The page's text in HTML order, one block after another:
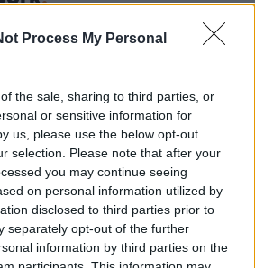
Process My Personal
the sale, sharing to third parties, or
or sensitive information for
us, please use the below opt-out
selection. Please note that after your
you may continue seeing
on personal information utilized by
disclosed to third parties prior to
separately opt-out of the further
information by third parties on the